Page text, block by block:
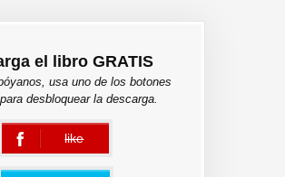
el libro GRATIS
usa uno de los botones
desbloquear la descarga.
like
error